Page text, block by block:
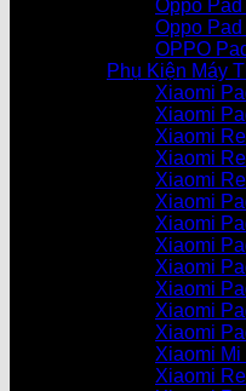
Oppo Pad
Oppo Pad
OPPO
Phụ Kiện Máy
Xiaomi
Xiaomi
Xiaomi
Xiaomi
Xiaomi
Xiaomi
Xiaomi
Xiaomi
Xiaomi
Xiaomi
Xiaomi
Xiaomi
Xiaomi Mi
Xiaomi